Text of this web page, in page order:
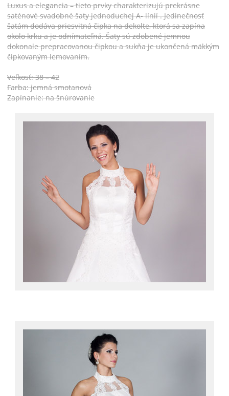
Luxus a elegancia – tieto prvky charakterizujú prekrásne
saténové svadobné šaty jednoduchej A- línií . Jedinečnosť
šatám dodáva priesvitná čipka na dekolte, ktorá sa zapína
okolo krku a je odnímateľná. Šaty sú zdobené jemnou
dokonale prepracovanou čipkou a sukňa je ukončená mäkkým
čipkovaným lemovaním.
Veľkosť: 38 – 42
Farba: jemná smotanová
Zapínanie: na šnúrovanie